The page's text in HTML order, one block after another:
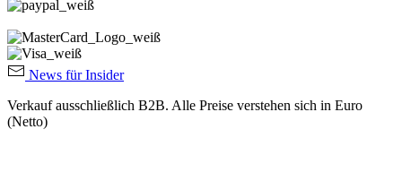
News für Insider
Verkauf ausschließlich B2B. Alle Preise verstehen sich in Euro
(Netto)